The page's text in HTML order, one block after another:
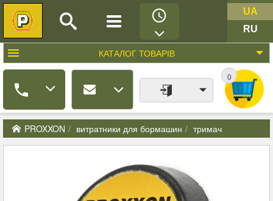
UA
RU
КАТАЛОГ ТОВАРІВ
0
PROXXON витратники для бормашин тримач